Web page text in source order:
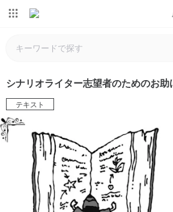
シナリオライター志望者のためのお
テキスト